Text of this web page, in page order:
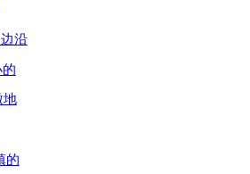
沿
地
的